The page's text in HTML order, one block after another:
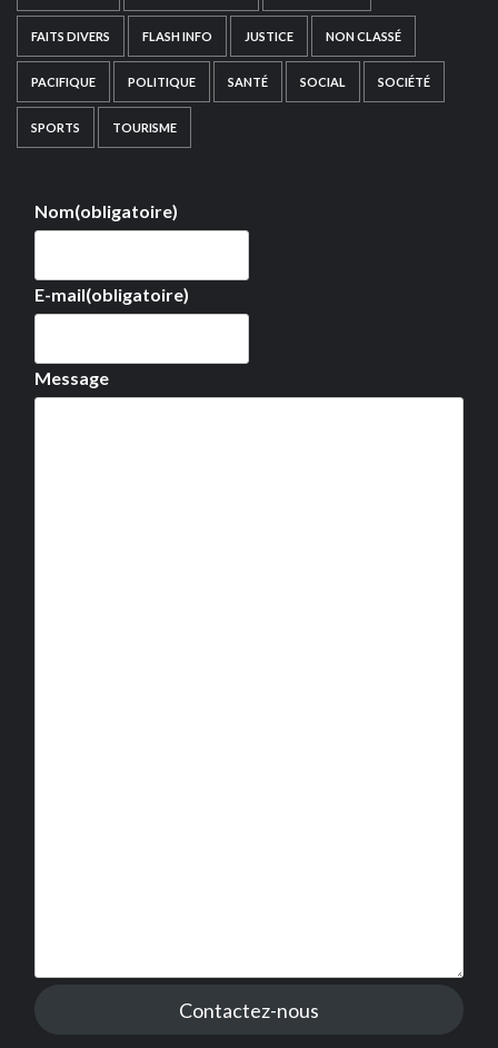
FAITS DIVERS FLASH INFO JUSTICE NON CLASSÉ
PACIFIQUE POLITIQUE SANTÉ SOCIAL SOCIÉTÉ
SPORTS TOURISME
Nom(obligatoire)
E-mail(obligatoire)
Message
Contactez-nous